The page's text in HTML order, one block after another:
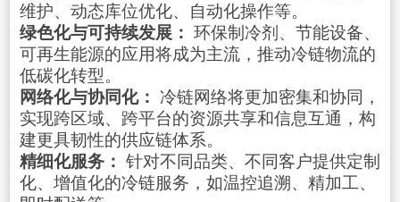
维护、动态库位优化、自动化操作等。
绿色化与可持续发展： 环保制冷剂、节能设备、
可再生能源的应用将成为主流，推动冷链物流的
低碳化转型。
网络化与协同化：
冷链网络将更加密集和协同，
实现跨区域、跨平台的资源共享和信息互通，构
建更具韧性的供应链体系。
精细化服务： 针对不同品类、不同客户提供定制
化、增值化的冷链服务，如温控追溯、精加工、